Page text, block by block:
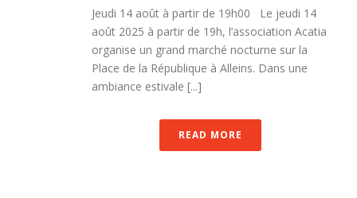
Jeudi 14 août à partir de 19h00 Le jeudi 14
août 2025 à partir de 19h, l’association Acatia
organise un grand marché nocturne sur la
Place de la République à Alleins. Dans une
ambiance estivale [...]
READ MORE